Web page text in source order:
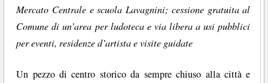
Mercato Centrale e scuola Lavagnini; cessione gratuita al
Comune di un’area per ludoteca e via libera a usi pubblici
per eventi, residenze d’artista e visite guidate
Un pezzo di centro storico da sempre chiuso alla città e